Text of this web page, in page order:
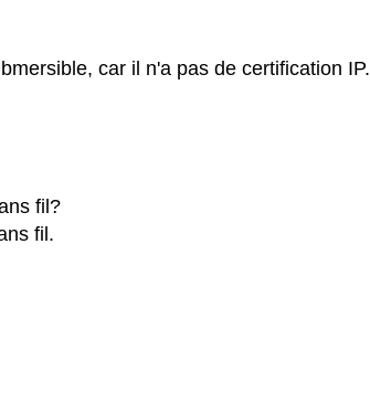
car il n'a pas de certification IP.
fil?
fil.